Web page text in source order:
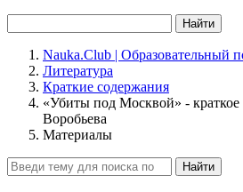
Найти
Nauka.Club | Образовательный
Литература
Краткие содержания
«Убиты под Москвой» -
Воробьева
Материалы
Найти